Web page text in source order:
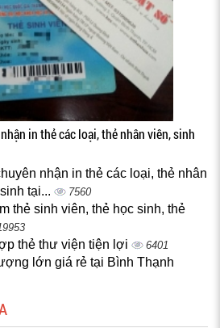
in thẻ các loại, thẻ nhân viên, sinh
nhận in thẻ các loại, thẻ nhân
tại...
7560
thẻ sinh viên, thẻ học sinh, thẻ
thẻ thư viện tiện lợi 6401
lớn giá rẻ tại Bình Thạnh